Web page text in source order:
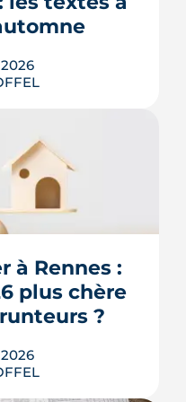
de vérité
dossiers
de loi
pour
et les
à Rennes :
plus chère
?